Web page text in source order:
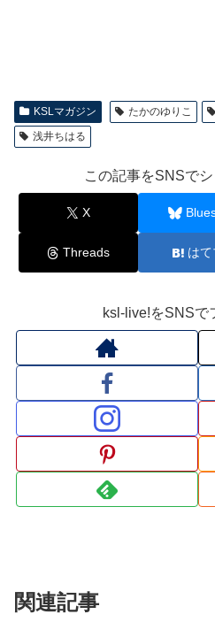
KSLマガジン たかのゆりこ
浅井ちはる
この記事をSNSで
X
Threads はて
ksl-live!をSNSで
関連記事